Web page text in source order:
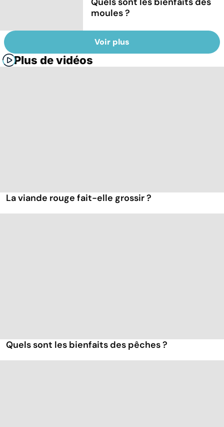
moules ?
Voir plus
Plus de vidéos
La viande rouge fait-elle grossir ?
Quels sont les bienfaits des pêches ?